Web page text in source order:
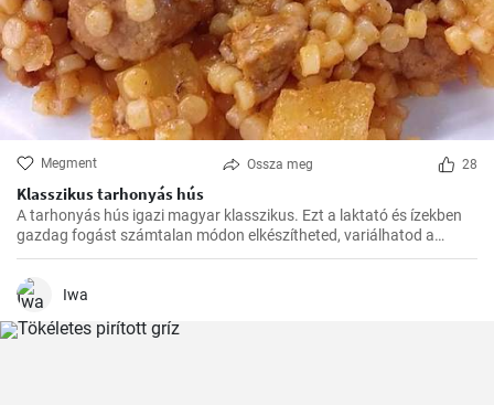
Megment Ossza meg 28
Klasszikus tarhonyás hús
A tarhonyás hús igazi magyar klasszikus. Ezt a laktató és ízekben
gazdag fogást számtalan módon elkészítheted, variálhatod a
húsokat, a zöldségeket ízlés szerint. Jó kísérletezést és jó étvágyat!
Iwa